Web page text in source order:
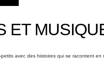
ET
avec des histoires qui se racontent en